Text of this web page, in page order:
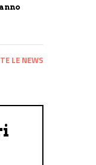
LE NEWS